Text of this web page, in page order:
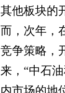
其他板块的
而，次年，
竞争策略，
来，“中石
内市场的地